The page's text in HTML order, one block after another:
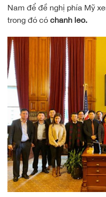
Nam để đề nghị phía Mỹ
trong đó có chanh leo.